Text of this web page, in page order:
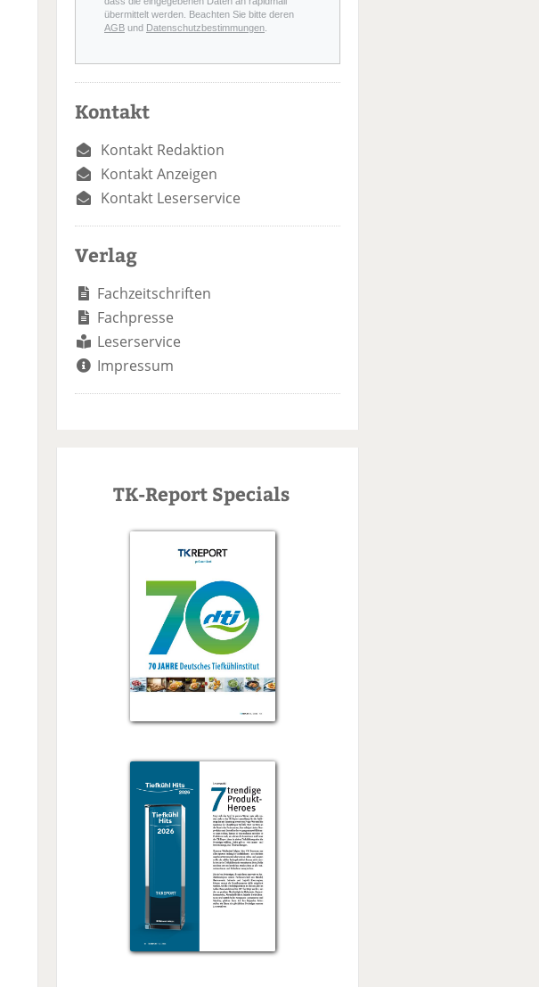
übermittelt werden. Beachten Sie bitte deren
AGB und Datenschutzbestimmungen
Kontakt
Kontakt Redaktion
Kontakt Anzeigen
Kontakt Leserservice
Verlag
Fachzeitschriften
Fachpresse
Leserservice
Impressum
TK-Report Specials